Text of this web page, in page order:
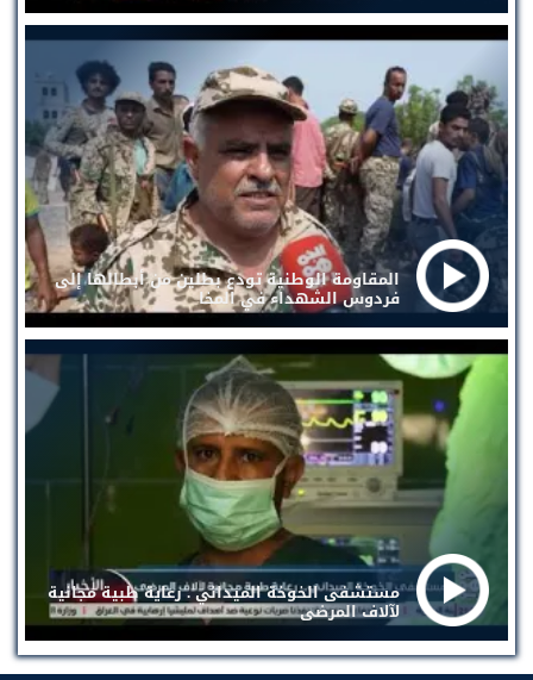
المقاومة الوطنية تودع بطلين من أبطالها إلى
فردوس الشهداء في المخا
مستشفى الخوخة الميداني . رعاية طبية مجانية
لآلاف المرضى